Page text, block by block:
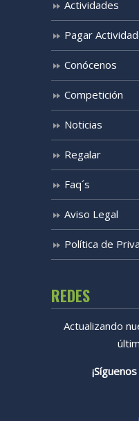
Actividades
Pagar
Conócenos
Competición
Noticias
Regalar
Faq´s
Aviso Legal
Política de
REDES
Actualizando